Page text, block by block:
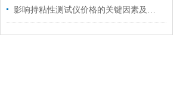
影响持粘性测试仪价格的关键因素及市场动态